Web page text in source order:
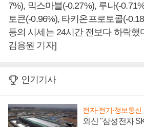
7%), 믹스마블(-0.27%), 루나(-
토큰(-0.96%), 타키온프로토콜(-
등의 시세는 24시간 전보다 하락했
김용원 기자]
인기기사
전자·전기·정보통신
외신 "삼성전자